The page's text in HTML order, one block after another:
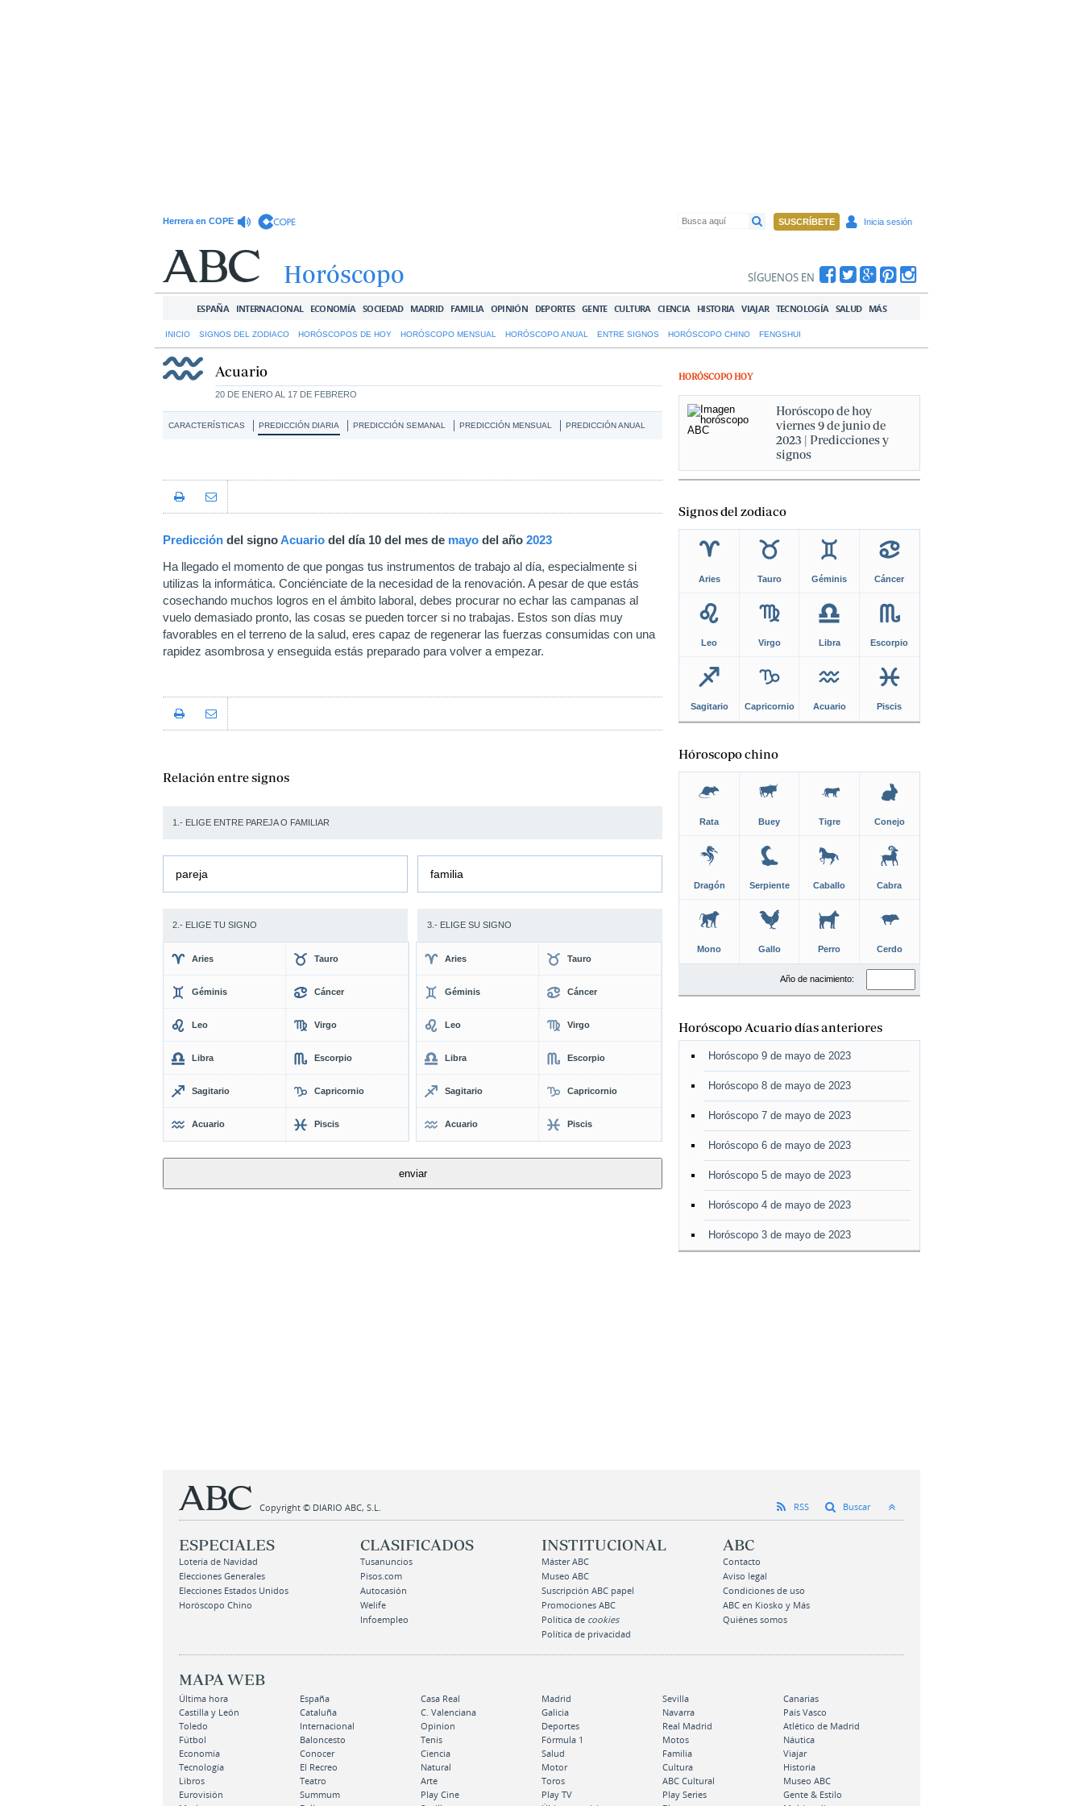
SUSCRÍBETE Inicia sesión
Herrera en COPE
SÍGUENOS EN
ESPAÑA INTERNACIONAL ECONOMÍA SOCIEDAD MADRID FAMILIA OPINIÓN DEPORTES GENTE CULTURA CIENCIA HISTORIA VIAJAR TECNOLOGÍA SALUD MÁS
INICIO SIGNOS DEL ZODIACO HORÓSCOPOS DE HOY HORÓSCOPO MENSUAL HORÓSCOPO ANUAL ENTRE SIGNOS HORÓSCOPO CHINO FENGSHUI
Horóscopo
Acuario
20 DE ENERO AL 17 DE FEBRERO
CARACTERÍSTICAS PREDICCIÓN DIARIA PREDICCIÓN SEMANAL PREDICCIÓN MENSUAL PREDICCIÓN ANUAL
Predicción del signoAcuario del día 10 del mes de mayo del año 2023
Ha llegado el momento de que pongas tus instrumentos de trabajo al día, especialmente si
utilizas la informática. Conciénciate de la necesidad de la renovación. A pesar de que estás
cosechando muchos logros en el ámbito laboral, debes procurar no echar las campanas al
vuelo demasiado pronto, las cosas se pueden torcer si no trabajas. Estos son días muy
favorables en el terreno de la salud, eres capaz de regenerar las fuerzas consumidas con una
rapidez asombrosa y enseguida estás preparado para volver a empezar.
Relación entre signos
1.- ELIGE ENTRE PAREJA O FAMILIAR
pareja familia
2.- ELIGE TU SIGNO 3.- ELIGE SU SIGNO
Aries Tauro
Géminis Cáncer
Leo Virgo
Libra Escorpio
Sagitario Capricornio
Acuario Piscis
Aries Tauro
Géminis Cáncer
Leo Virgo
Libra Escorpio
Sagitario Capricornio
Acuario Piscis
HORÓSCOPO HOY
Horóscopo de hoy
viernes 9 de junio de
2023 | Predicciones y
signos
Signos del zodiaco
Aries Tauro Géminis Cáncer
Leo Virgo Libra Escorpio
Sagitario Capricornio Acuario Piscis
Hóroscopo chino
Rata Buey Tigre Conejo
Dragón Serpiente Caballo Cabra
Mono Gallo Perro Cerdo
Año de nacimiento:
Horóscopo Acuario días anteriores
Horóscopo 9 de mayo de 2023
Horóscopo 8 de mayo de 2023
Horóscopo 7 de mayo de 2023
Horóscopo 6 de mayo de 2023
Horóscopo 5 de mayo de 2023
Horóscopo 4 de mayo de 2023
Horóscopo 3 de mayo de 2023
Copyright © DIARIO ABC, S.L. RSS Buscar
ESPECIALES
Lotería de Navidad
Elecciones Generales
Elecciones Estados Unidos
Horóscopo Chino
CLASIFICADOS
Tusanuncios
Pisos.com
Autocasión
Welife
Infoempleo
INSTITUCIONAL
Máster ABC
Museo ABC
Suscripción ABC papel
Promociones ABC
Política de cookies
Política de privacidad
ABC
Contacto
Aviso legal
Condiciones de uso
ABC en Kiosko y Más
Quiénes somos
MAPA WEB
Última hora España Casa Real Madrid Sevilla
Canarias
Castilla y León
Cataluña C. Valenciana Galicia Navarra
País Vasco
Toledo
Internacional Opinion Deportes Real Madrid
Atlético de Madrid
Fútbol
Baloncesto Tenis Fórmula 1 Motos
Náutica
Economía
Conocer Ciencia Salud Familia
Viajar
Tecnología
El Recreo Natural Motor Cultura
Historia
Libros
Teatro Arte Toros ABC Cultural
Museo ABC
Eurovisión
Summum Play Cine Play TV Play Series
Gente & Estilo